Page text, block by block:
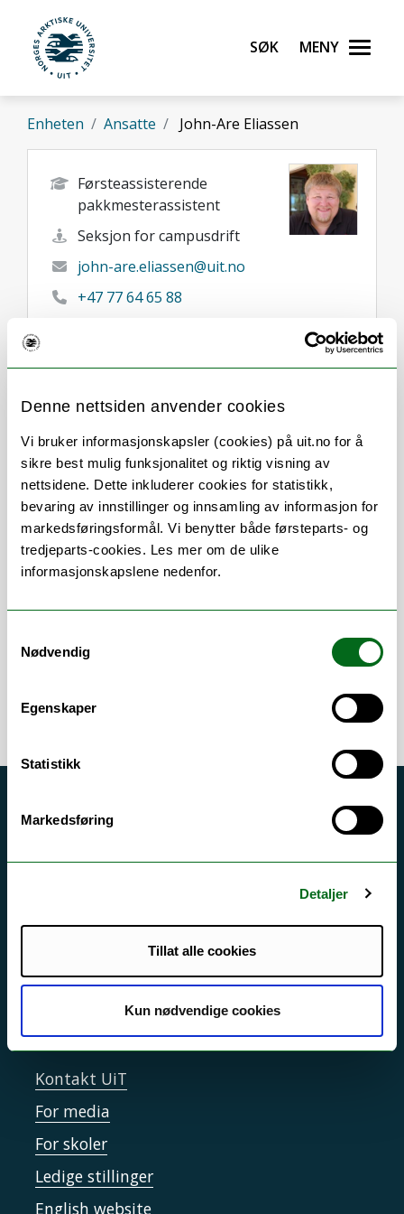
Denne nettsiden anvender cookies
Vi bruker informasjonskapsler (cookies) på uit.no for å
sikre best mulig funksjonalitet og riktig visning av
nettsidene. Dette inkluderer cookies for statistikk,
bevaring av innstillinger og innsamling av informasjon for
markedsføringsformål. Vi benytter både førsteparts- og
tredjeparts-cookies. Les mer om de ulike
informasjonskapslene nedenfor.
Nødvendig
Egenskaper
Statistikk
Markedsføring
Detaljer
Tillat alle cookies
Kun nødvendige cookies
Gå til hovedinnhold
UiT Norges arktiske universitet
Søk Meny
Enheten Ansatte John-Are Eliassen
Førsteassisterende
pakkmesterassistent
Seksjon for campusdrift
john-are.eliassen@uit.no
+47 77 64 65 88
Om
Forskning og undervisning
Akutt hjelp
Informasjonskapsler
Tilgjengelighetserklæring
Kontakt UiT
For media
For skoler
Ledige stillinger
English website